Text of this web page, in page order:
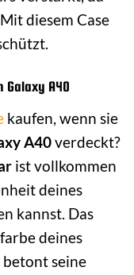
diesem Case
Galaxy A40
kaufen, wenn sie
A40verdeckt?
ist vollkommen
deines
kannst. Das
deines
seine